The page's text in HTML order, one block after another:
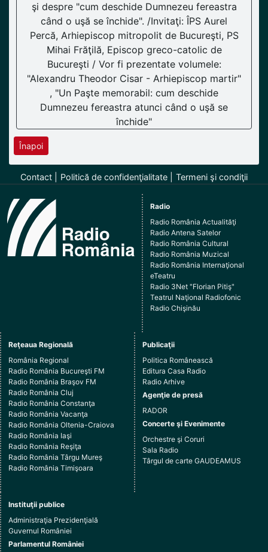
şi despre "cum deschide Dumnezeu fereastra
când o uşă se închide". /Invitaţi: ÎPS Aurel
Percă, Arhiepiscop mitropolit de Bucureşti, PS
Mihai Frăţilă, Episcop greco-catolic de
Bucureşti / Vor fi prezentate volumele:
"Alexandru Theodor Cisar - Arhiepiscop martir"
, "Un Paşte memorabil: cum deschide
Dumnezeu fereastra atunci când o uşă se
închide"
Înapoi
Contact Politică de confidenţialitate Termeni şi condiţii
Radio
Radio România Actualităţi
Radio Antena Satelor
Radio România Cultural
Radio România Muzical
Radio România Internaţional
eTeatru
Radio 3Net "Florian Pitiş"
Teatrul Naţional Radiofonic
Radio Chişinău
Reţeaua Regională
România Regional
Radio România Bucureşti FM
Radio România Braşov FM
Radio România Cluj
Radio România Constanţa
Radio România Vacanţa
Radio România Oltenia-Craiova
Radio România Iaşi
Radio România Reşiţa
Radio România Târgu Mureş
Radio România Timişoara
Publicaţii
Politica Românească
Editura Casa Radio
Radio Arhive
Agenţie de presă
RADOR
Concerte şi Evenimente
Orchestre şi Coruri
Sala Radio
Târgul de carte GAUDEAMUS
Instituţii publice
Administraţia Prezidenţială
Guvernul României
Parlamentul României